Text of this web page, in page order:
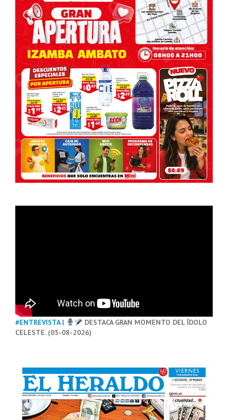
#ENTREVISTA|
DESTACA GRAN MOMENTO DEL ÍDOLO
CELESTE. (05-08-2026)